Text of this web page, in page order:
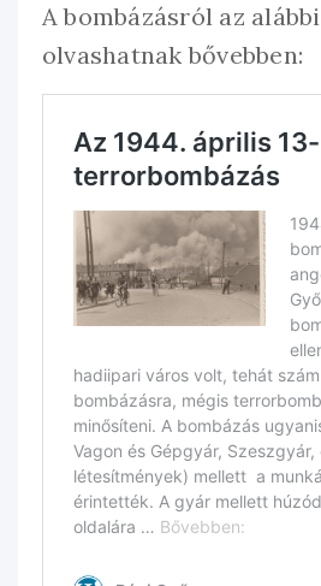
A bombázásról az
olvashatnak bővebben: